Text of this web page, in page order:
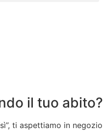
il tuo abito?
ti aspettiamo in negozio